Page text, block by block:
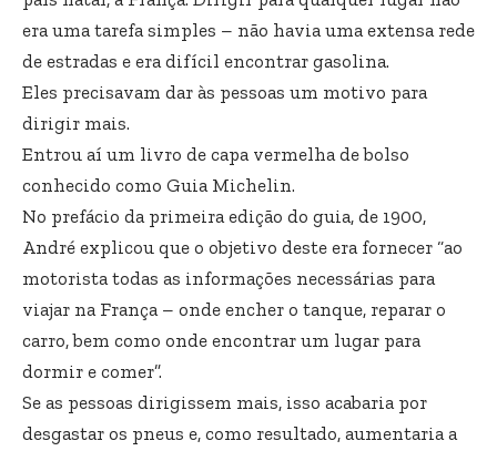
era uma tarefa simples – não havia uma extensa rede
de estradas e era difícil encontrar gasolina.
Eles precisavam dar às pessoas um motivo para
dirigir mais.
Entrou aí um livro de capa vermelha de bolso
conhecido como Guia Michelin.
No prefácio da primeira edição do guia, de 1900,
André explicou que o objetivo deste era fornecer “ao
motorista todas as informações necessárias para
viajar na França – onde encher o tanque, reparar o
carro, bem como onde encontrar um lugar para
dormir e comer”.
Se as pessoas dirigissem mais, isso acabaria por
desgastar os pneus e, como resultado, aumentaria a